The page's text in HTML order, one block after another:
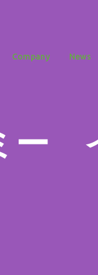
Company News
ー